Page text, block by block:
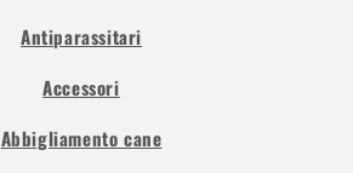
Antiparassitari
Accessori
Abbigliamento cane